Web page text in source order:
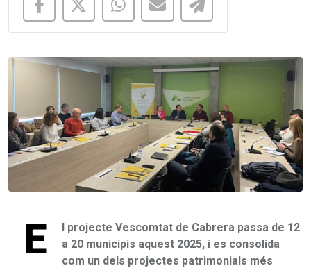
E
l projecte Vescomtat de Cabrera passa de 12
a 20 municipis aquest 2025, i es consolida
com un dels projectes patrimonials més